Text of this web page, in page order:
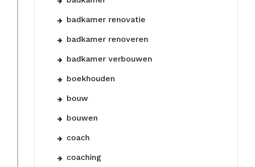
badkamer renovatie
badkamer renoveren
badkamer verbouwen
boekhouden
bouw
bouwen
coach
coaching